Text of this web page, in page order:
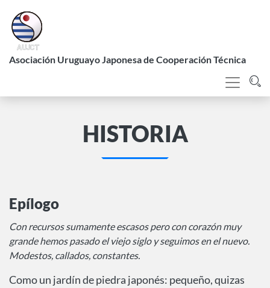
contenido
principal
Asociación Uruguayo Japonesa de Cooperación Técnica
HISTORIA
Epílogo
Con recursos sumamente escasos pero con corazón muy
grande hemos pasado el viejo siglo y seguimos en el nuevo.
Modestos, callados, constantes.
Como un jardín de piedra japonés: pequeño, quizas